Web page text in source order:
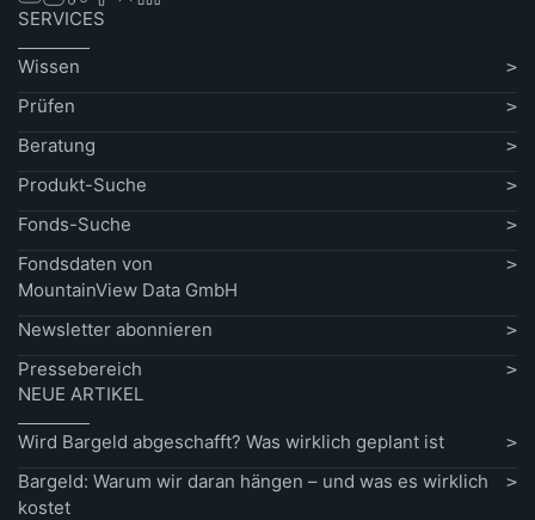
SERVICES
Wissen
Prüfen
Beratung
Produkt-Suche
Fonds-Suche
Fondsdaten von
MountainView Data GmbH
Newsletter abonnieren
Pressebereich
NEUE ARTIKEL
Wird Bargeld abgeschafft? Was wirklich geplant ist
Bargeld: Warum wir daran hängen – und was es wirklich
kostet